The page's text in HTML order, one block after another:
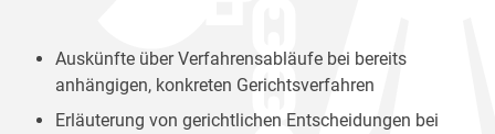
Auskünfte über Verfahrensabläufe bei bereits
anhängigen, konkreten Gerichtsverfahren
Erläuterung von gerichtlichen Entscheidungen bei